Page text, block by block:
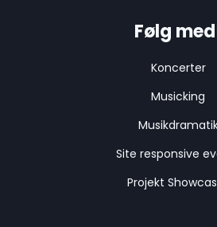
Følg
Koncerter
Musicking
Site responsive
Projekt